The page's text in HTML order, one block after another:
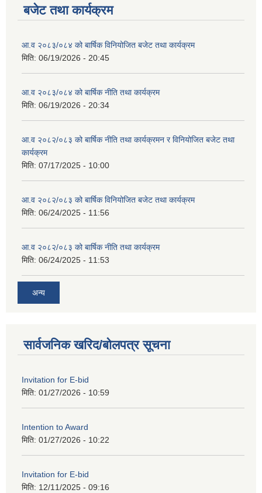
बजेट तथा कार्यक्रम
आ.व २०८३/०८४ को बार्षिक विनियोजित बजेट तथा कार्यक्रम
मिति: 06/19/2026 - 20:45
आ.व २०८३/०८४ को बार्षिक नीति तथा कार्यक्रम
मिति: 06/19/2026 - 20:34
आ.व २०८२/०८३ को बार्षिक नीति तथा कार्यक्रमन र विनियोजित बजेट तथा
कार्यक्रम
मिति: 07/17/2025 - 10:00
आ.व २०८२/०८३ को बार्षिक विनियोजित बजेट तथा कार्यक्रम
मिति: 06/24/2025 - 11:56
आ.व २०८२/०८३ को बार्षिक नीति तथा कार्यक्रम
मिति: 06/24/2025 - 11:53
अन्य
सार्वजनिक खरिद/बोलपत्र सूचना
Invitation for E-bid
मिति: 01/27/2026 - 10:59
Intention to Award
मिति: 01/27/2026 - 10:22
Invitation for E-bid
मिति: 12/11/2025 - 09:16